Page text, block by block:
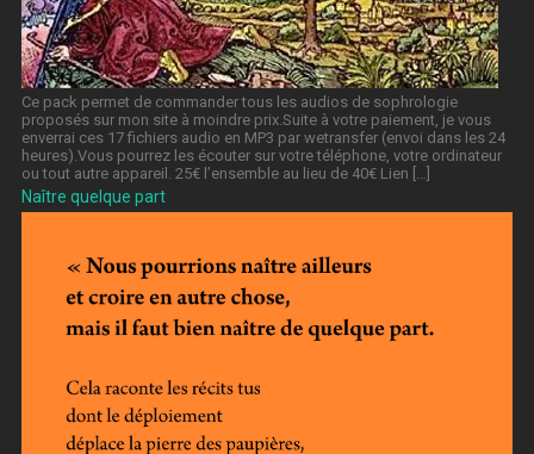
Ce pack permet de commander tous les audios de sophrologie
proposés sur mon site à moindre prix.Suite à votre paiement, je vous
enverrai ces 17 fichiers audio en MP3 par wetransfer (envoi dans les 24
heures).Vous pourrez les écouter sur votre téléphone, votre ordinateur
ou tout autre appareil. 25€ l’ensemble au lieu de 40€ Lien […]
Naître quelque part